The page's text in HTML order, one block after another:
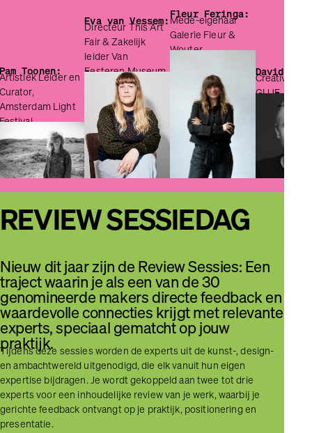
Eva van Vessem:
Eesteren Museum
Mede-eigenaar
Galerie Fleur &
Wouter
David Heldt:
Creative Director
REVIEW SESSIEDAG
Nieuw dit jaar zijn de Review Sessies: Een
traject waarin je als een van de 30
genomineerde makers directe feedback en
waardevolle connecties krijgt met relevante
experts, speciaal gematcht op jouw
praktijk.
Tijdens deze sessies worden de experts uit de kunst-, design-
en ambachtwereld uitgenodigd, die elk vanuit hun eigen
expertise bijdragen. Je wordt gekoppeld aan twee tot drie
experts voor een inhoudelijke review van je werk, waarbij je
gerichte feedback ontvangt op je praktijk, positionering en
presentatie.